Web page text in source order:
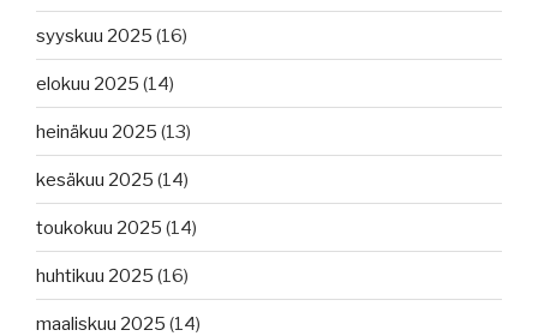
syyskuu 2025 (16)
elokuu 2025 (14)
heinäkuu 2025 (13)
kesäkuu 2025 (14)
toukokuu 2025 (14)
huhtikuu 2025 (16)
maaliskuu 2025 (14)